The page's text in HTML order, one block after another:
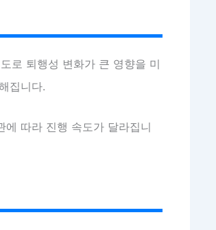
로 퇴행성 변화가 큰 영향을 미
집니다.
에 따라 진행 속도가 달라집니